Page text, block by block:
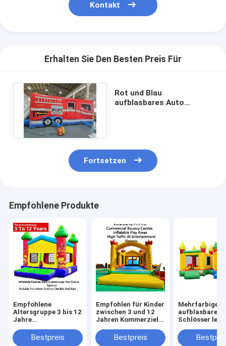
Kontakt
Erhalten Sie Den Besten Preis Für
Rot und Blau
aufblasbares Auto
Fortsetzen
Empfohlene Produkte
Empfohlene
Altersgruppe 3 bis 12
Jahre
OEM Custom Logo
und Farboptionen
Bestpreis
Empfohlen für Kinder
zwischen 3 und 12
Jahren Kommerzielle
aufblasbare
Spielplätze für den
Bestpreis
Mehrfarbige
aufblasbare
Schlösser
einfachen
mit einer